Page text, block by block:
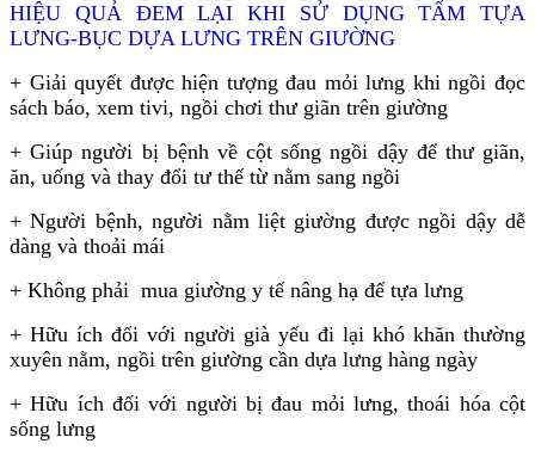
HIỆU QUẢ ĐEM LẠI KHI SỬ DỤNG TẤM TỰA
LƯNG-BỤC DỰA LƯNG TRÊN GIƯỜNG
+ Giải quyết được hiện tượng đau mỏi lưng khi ngồi đọc
sách báo, xem tivi, ngồi chơi thư giãn trên giường
+ Giúp người bị bệnh về cột sống ngồi dậy để thư giãn,
ăn, uống và thay đổi tư thế từ nằm sang ngồi
+ Người bệnh, người nằm liệt giường được ngồi dậy dễ
dàng và thoải mái
+ Không phải mua giường y tế nâng hạ để tựa lưng
+ Hữu ích đối với người già yếu đi lại khó khăn thường
xuyên nằm, ngồi trên giường cần dựa lưng hàng ngày
+ Hữu ích đối với người bị đau mỏi lưng, thoái hóa cột
sống lưng